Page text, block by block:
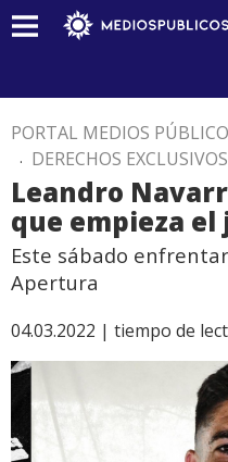
PORTAL MEDIOS
. DERECHOS EXCLUSIVOS
Leandro
que empieza el
Este sábado
Apertura
04.03.2022 | tiempo de